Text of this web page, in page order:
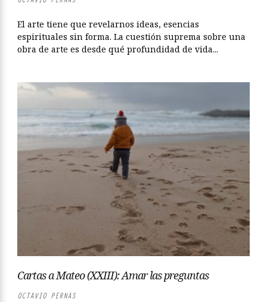
El arte tiene que revelarnos ideas, esencias
espirituales sin forma. La cuestión suprema sobre una
obra de arte es desde qué profundidad de vida...
Cartas a Mateo (XXIII): Amar las preguntas
OCTAVIO PERNAS